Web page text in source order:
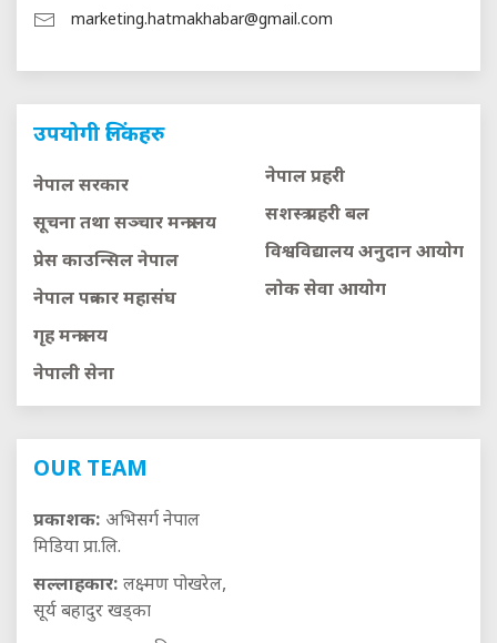
marketing.hatmakhabar@gmail.com
उपयोगी लिंकहरु
नेपाल सरकार
सूचना तथा सञ्चार मन्त्रालय
प्रेस काउन्सिल नेपाल
नेपाल पत्रकार महासंघ
गृह मन्त्रालय
नेपाली सेना
नेपाल प्रहरी
सशस्त्र प्रहरी बल
विश्वविद्यालय अनुदान आयाेग
लाेक सेवा आयाेग
OUR TEAM
प्रकाशक: अभिसर्ग नेपाल
मिडिया प्रा.लि.
सल्लाहकार: लक्ष्मण पोखरेल,
सूर्य बहादुर खड्का